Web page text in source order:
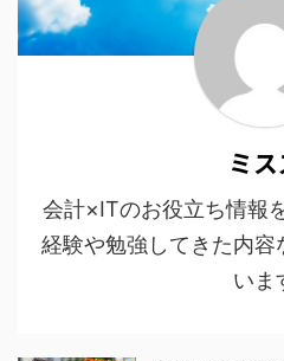
ミ
会計×ITのお役立ち情報
経験や勉強してきた内容
いま